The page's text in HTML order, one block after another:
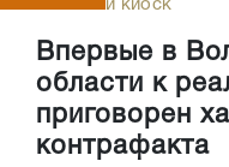
Газетный киоск
Впервые в
области к
приговорен
контрафакта